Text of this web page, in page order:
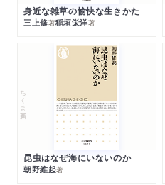
身近な雑草の愉快な生きかた
三上修著稲垣栄洋著
ちくま新書
昆虫はなぜ海にいないのか
朝野維起著